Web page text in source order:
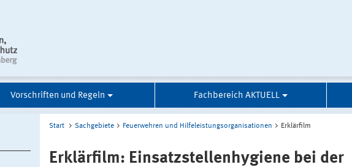
Vorschriften und Regeln Fachbereich AKTUELL
Start Sachgebiete Feuerwehren und Hilfeleistungsorganisationen Erklärfilm
Erklärfilm: Einsatzstellenhygiene bei der